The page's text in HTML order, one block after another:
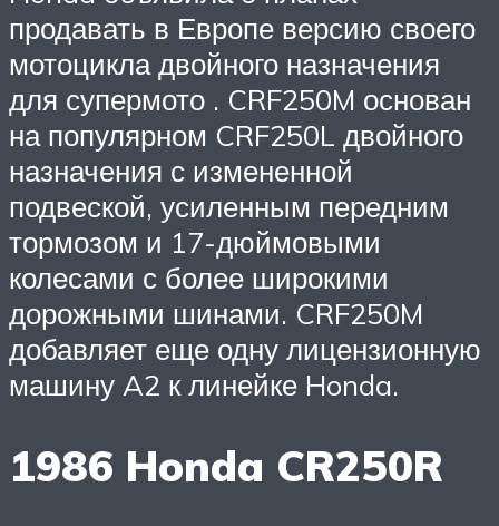
продавать в Европе версию своего
мотоцикла двойного назначения
для супермото . CRF250M основан
на популярном CRF250L двойного
назначения с измененной
подвеской, усиленным передним
тормозом и 17-дюймовыми
колесами с более широкими
дорожными шинами. CRF250M
добавляет еще одну лицензионную
машину A2 к линейке Honda.
1986 Honda CR250R